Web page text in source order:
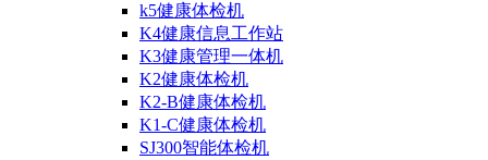
k5健康体检机
K4健康信息工作站
K3健康管理一体机
K2健康体检机
K2-B健康体检机
K1-C健康体检机
SJ300智能体检机